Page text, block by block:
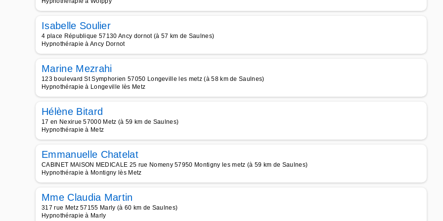
Isabelle Soulier
4 place République 57130 Ancy dornot (à 57 km de Saulnes)
Hypnothérapie à Ancy Dornot
Marine Mezrahi
123 boulevard St Symphorien 57050 Longeville les metz (à 58 km de Saulnes)
Hypnothérapie à Longeville lès Metz
Hélène Bitard
17 en Nexirue 57000 Metz (à 59 km de Saulnes)
Hypnothérapie à Metz
Emmanuelle Chatelat
CABINET MAISON MEDICALE 25 rue Nomeny 57950 Montigny les metz (à 59 km de Saulnes)
Hypnothérapie à Montigny lès Metz
Mme Claudia Martin
317 rue Metz 57155 Marly (à 60 km de Saulnes)
Hypnothérapie à Marly